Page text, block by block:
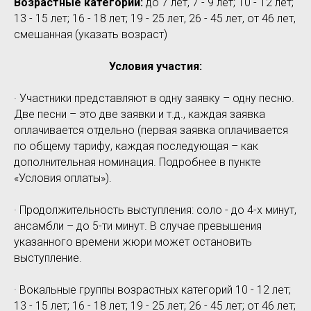
13 - 15 лет; 16 - 18 лет; 19 - 25 лет, 26 - 45 лет, от 46 лет,
смешанная (указать возраст)
Условия участия:
· Участники представляют в одну заявку – одну песню.
Две песни – это две заявки и т.д., каждая заявка
оплачивается отдельно (первая заявка оплачивается
по общему тарифу, каждая последующая – как
дополнительная номинация. Подробнее в пункте
«Условия оплаты»).
· Продолжительность выступления: соло - до 4-х минут,
ансамбли – до 5-ти минут. В случае превышения
указанного времени жюри может остановить
выступление.
· Вокальные группы возрастных категорий 10 - 12 лет;
13 - 15 лет; 16 - 18 лет; 19 - 25 лет; 26 - 45 лет; от 46 лет;